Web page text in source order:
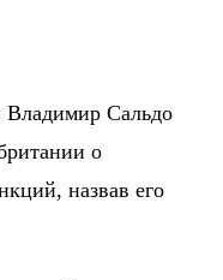
Владимир Сальдо
о
назвав его